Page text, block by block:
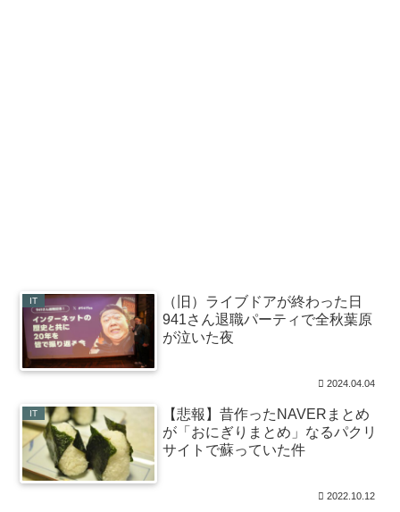
IT
（旧）ライブドアが終わった日
941さん退職パーティで全秋葉原
が泣いた夜
2024.04.04
IT
【悲報】昔作ったNAVERまとめ
が「おにぎりまとめ」なるパクリ
サイトで蘇っていた件
2022.10.12